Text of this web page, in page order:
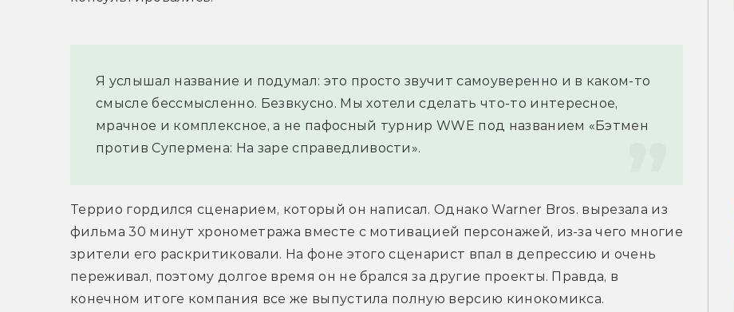
Я услышал название и подумал: это просто звучит самоуверенно и в каком-то
смысле бессмысленно. Безвкусно. Мы хотели сделать что-то интересное,
мрачное и комплексное, а не пафосный турнир WWE под названием «Бэтмен
против Супермена: На заре справедливости».
Террио гордился сценарием, который он написал. Однако Warner Bros. вырезала из
фильма 30 минут хронометража вместе с мотивацией персонажей, из-за чего многие
зрители его раскритиковали. На фоне этого сценарист впал в депрессию и очень
переживал, поэтому долгое время он не брался за другие проекты. Правда, в
конечном итоге компания все же выпустила полную версию кинокомикса.